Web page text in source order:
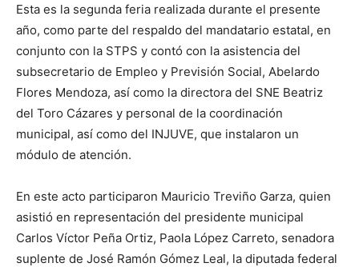
Esta es la segunda feria realizada durante el presente
año, como parte del respaldo del mandatario estatal, en
conjunto con la STPS y contó con la asistencia del
subsecretario de Empleo y Previsión Social, Abelardo
Flores Mendoza, así como la directora del SNE Beatriz
del Toro Cázares y personal de la coordinación
municipal, así como del INJUVE, que instalaron un
módulo de atención.
En este acto participaron Mauricio Treviño Garza, quien
asistió en representación del presidente municipal
Carlos Víctor Peña Ortiz, Paola López Carreto, senadora
suplente de José Ramón Gómez Leal, la diputada federal